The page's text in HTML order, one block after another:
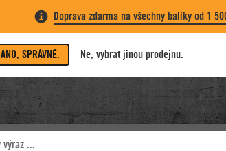
Doprava zdarma na všechny balíky od 1
ANO, SPRÁVNĚ. Ne, vybrat jinou prodejnu.